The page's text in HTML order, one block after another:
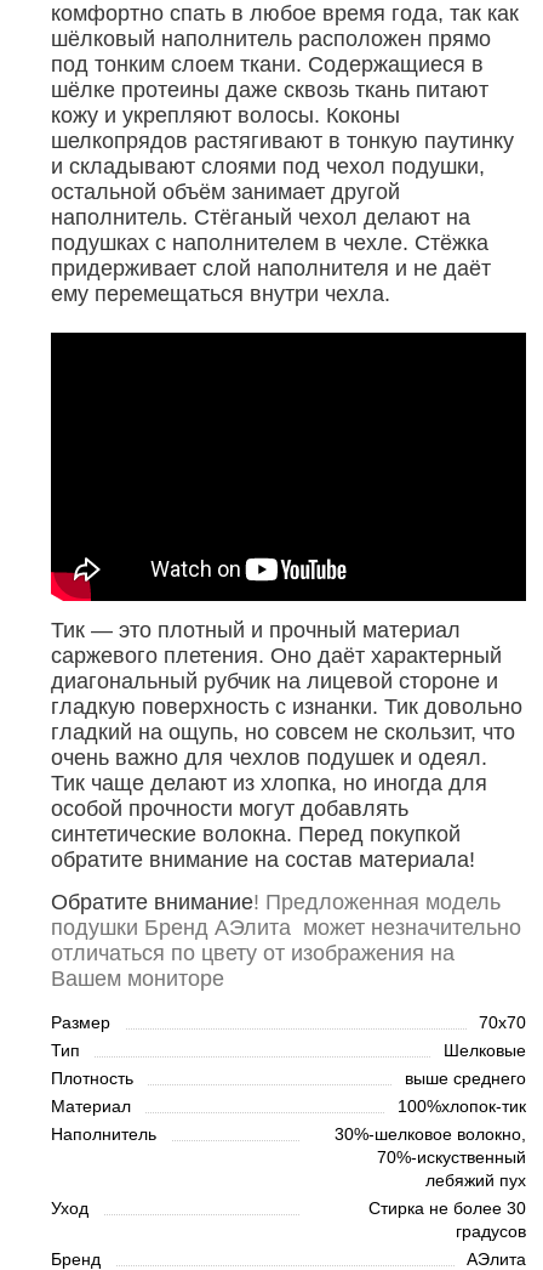
комфортно спать в любое время года, так как
шёлковый наполнитель расположен прямо
под тонким слоем ткани. Содержащиеся в
шёлке протеины даже сквозь ткань питают
кожу и укрепляют волосы. Коконы
шелкопрядов растягивают в тонкую паутинку
и складывают слоями под чехол подушки,
остальной объём занимает другой
наполнитель. Стёганый чехол делают на
подушках с наполнителем в чехле. Стёжка
придерживает слой наполнителя и не даёт
ему перемещаться внутри чехла.
Тик — это плотный и прочный материал
саржевого плетения. Оно даёт характерный
диагональный рубчик на лицевой стороне и
гладкую поверхность с изнанки. Тик довольно
гладкий на ощупь, но совсем не скользит, что
очень важно для чехлов подушек и одеял.
Тик чаще делают из хлопка, но иногда для
особой прочности могут добавлять
синтетические волокна. Перед покупкой
обратите внимание на состав материала!
Обратите внимание! Предложенная модель
подушки Бренд АЭлита может незначительно
отличаться по цвету от изображения на
Вашем мониторе
Размер
70x70
Тип
Шелковые
Плотность
выше среднего
Материал
100%хлопок-тик
Наполнитель
30%-шелковое волокно,
70%-искуственный
лебяжий пух
Уход
Стирка не более 30
градусов
Бренд
АЭлита